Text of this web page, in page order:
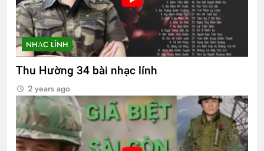
NHẠC LÍNH
Thu Hường 34 bài nhạc lính
2 years ago